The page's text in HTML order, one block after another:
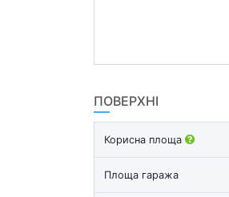
ПОВЕРХНІ
Корисна площа
Площа гаража